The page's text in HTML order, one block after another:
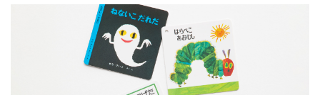
購入確認済み
156-160cm 体重:
46-50kg